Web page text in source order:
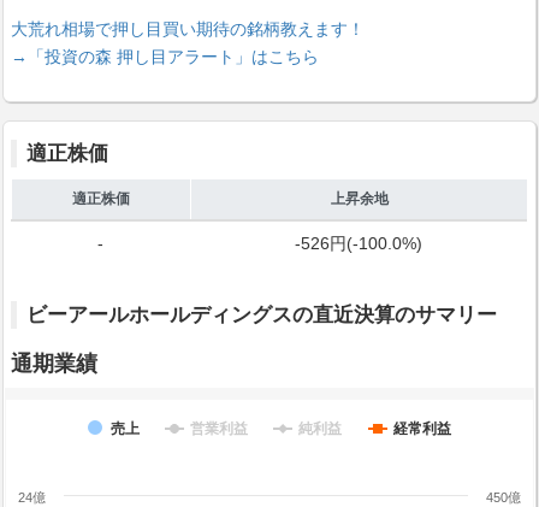
大荒れ相場で押し目買い期待の銘柄教えます！
→「投資の森 押し目アラート」はこちら
適正株価
適正株価 上昇余地
- -526円(-100.0%)
ビーアールホールディングスの直近決算のサマリー
通期業績
売上 営業利益 純利益 経常利益
450億
24億